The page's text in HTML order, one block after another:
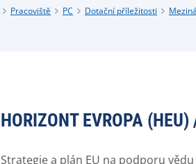
Pracoviště PC Dotační příležitosti
HORIZONT EVROPA
Strategie a plán EU na podporu